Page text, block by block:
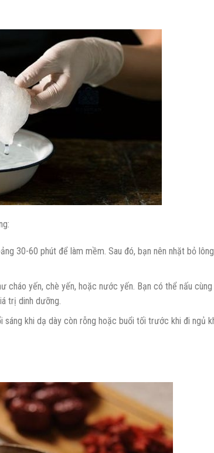
30-60 phút để làm mềm. Sau đó, bạn nên nhặt bỏ
cháo yến, chè yến, hoặc nước yến. Bạn có thể nấu cùng
trị dinh dưỡng.
khi dạ dày còn rỗng hoặc buổi tối trước khi đi ngủ